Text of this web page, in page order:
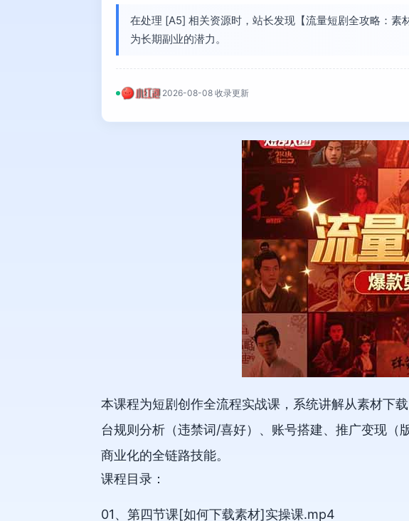
在处理 [A5] 相关资源时，站长发现【流量短剧全攻略：
为长期副业的潜力。
2026-08-08 收录更新
本课程为短剧创作全流程实战课，系统讲解从素材下
台规则分析（违禁词/喜好）、账号搭建、推广变现（
商业化的全链路技能。
课程目录：
01、第四节课[如何下载素材]实操课.mp4